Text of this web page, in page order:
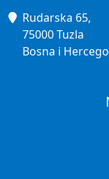
Rudarska 65,
75000 Tuzla
Bosna i